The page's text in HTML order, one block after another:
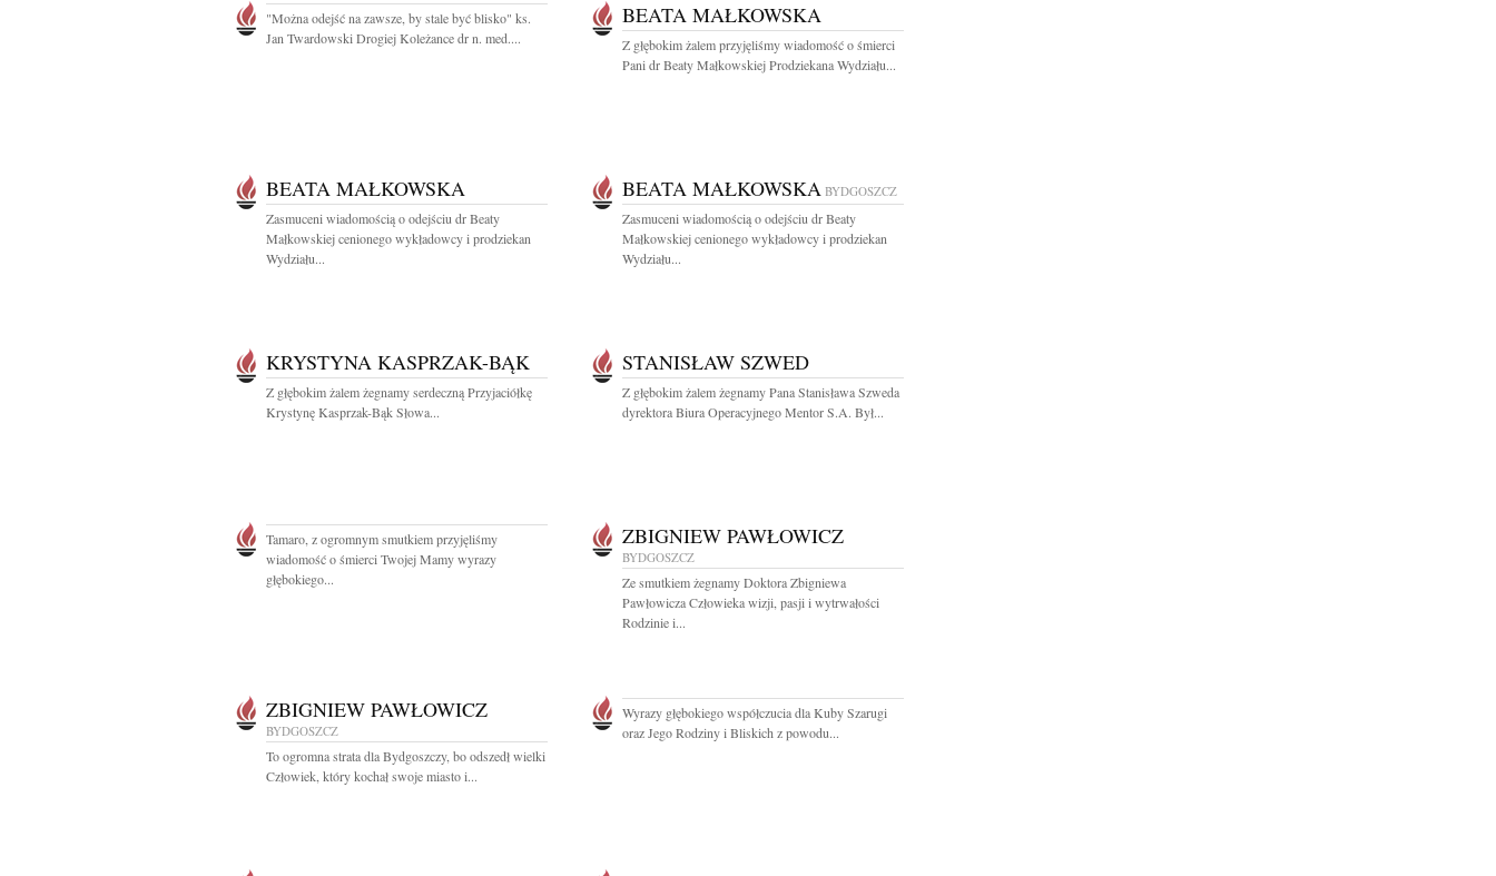
"Można odejść na zawsze, by stale być blisko" ks.
Jan Twardowski Drogiej Koleżance dr n. med....
BEATA MAŁKOWSKA
Z głębokim żalem przyjęliśmy wiadomość o śmierci
Pani dr Beaty Małkowskiej Prodziekana Wydziału...
BEATA MAŁKOWSKA
Zasmuceni wiadomością o odejściu dr Beaty
Małkowskiej cenionego wykładowcy i prodziekan
Wydziału...
BEATA MAŁKOWSKA BYDGOSZCZ
Zasmuceni wiadomością o odejściu dr Beaty
Małkowskiej cenionego wykładowcy i prodziekan
Wydziału...
KRYSTYNA KASPRZAK-BĄK
Z głębokim żalem żegnamy serdeczną Przyjaciółkę
Krystynę Kasprzak-Bąk Słowa...
STANISŁAW SZWED
Z głębokim żalem żegnamy Pana Stanisława Szweda
dyrektora Biura Operacyjnego Mentor S.A. Był...
Tamaro, z ogromnym smutkiem przyjęliśmy
wiadomość o śmierci Twojej Mamy wyrazy
głębokiego...
ZBIGNIEW PAWŁOWICZ
BYDGOSZCZ
Ze smutkiem żegnamy Doktora Zbigniewa
Pawłowicza Człowieka wizji, pasji i wytrwałości
Rodzinie i...
ZBIGNIEW PAWŁOWICZ
BYDGOSZCZ
To ogromna strata dla Bydgoszczy, bo odszedł wielki
Człowiek, który kochał swoje miasto i...
Wyrazy głębokiego współczucia dla Kuby Szarugi
oraz Jego Rodziny i Bliskich z powodu...